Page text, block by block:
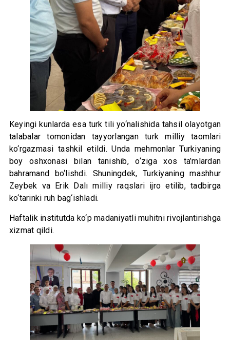
Keyingi kunlarda esa turk tili yo‘nalishida tahsil olayotgan
talabalar tomonidan tayyorlangan turk milliy taomlari
ko‘rgazmasi tashkil etildi. Unda mehmonlar Turkiyaning
boy oshxonasi bilan tanishib, o‘ziga xos ta’mlardan
bahramand bo‘lishdi. Shuningdek, Turkiyaning mashhur
Zeybek va Erik Dalı milliy raqslari ijro etilib, tadbirga
ko‘tarinki ruh bag‘ishladi.
Haftalik institutda ko‘p madaniyatli muhitni rivojlantirishga
xizmat qildi.